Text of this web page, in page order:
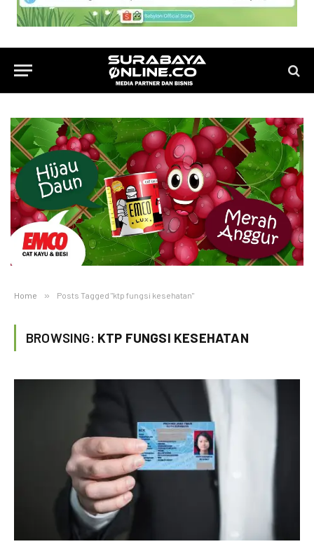
Home » Posts Tagged "ktp fungsi kesehatan"
BROWSING: KTP FUNGSI KESEHATAN